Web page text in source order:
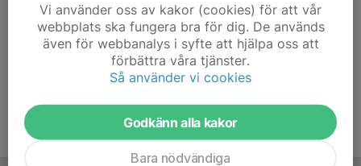
Titel
Ordförande
Ålder
76 år
Vi använder oss av kakor (cookies) för att vår
webbplats ska fungera bra för dig. De används
även för webbanalys i syfte att hjälpa oss att
förbättra våra tjänster.
Så använder vi cookies
Godkänn alla kakor
Bara nödvändiga